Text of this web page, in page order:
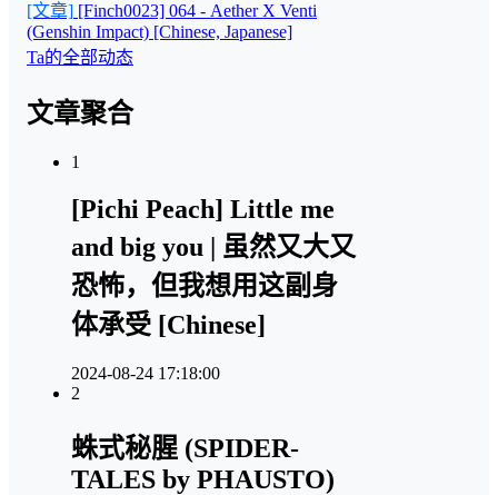
[文章] [Finch0023] 064 - Aether X Venti
(Genshin Impact) [Chinese, Japanese]
Ta的全部动态
文章聚合
1
[Pichi Peach] Little me
and big you | 虽然又大又
恐怖，但我想用这副身
体承受 [Chinese]
2024-08-24 17:18:00
2
蛛式秘腥 (SPIDER-
TALES by PHAUSTO)